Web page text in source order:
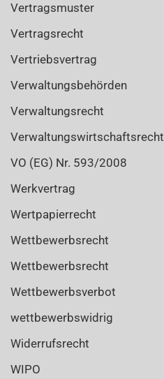
Vertragsmuster
Vertragsrecht
Vertriebsvertrag
Verwaltungsbehörden
Verwaltungsrecht
Verwaltungswirtschaftsrecht
VO (EG) Nr. 593/2008
Werkvertrag
Wertpapierrecht
Wettbewerbsrecht
Wettbewerbsrecht
Wettbewerbsverbot
wettbewerbswidrig
Widerrufsrecht
WIPO